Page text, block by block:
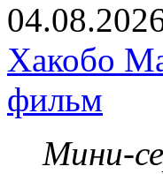
Хакобо
фильм
Мини-